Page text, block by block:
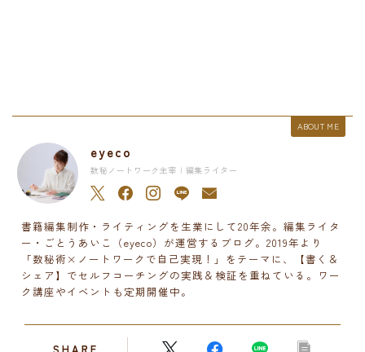
ABOUT ME
eyeco
数秘ノートワーク主宰 | 編集ライター
書籍編集制作・ライティングを生業にして20年余。編集ライタ
ー・ごとうあいこ（eyeco）が運営するブログ。2019年より
「数秘術×ノートワークで自己実現！」をテーマに、【書く＆
シェア】でセルフコーチングの実践＆検証を重ねている。ワー
ク講座やイベントも定期開催中。